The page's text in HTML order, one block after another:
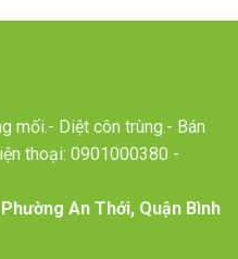
mối.- Diệt côn trùng.- Bán
thoại: 0901000380 -
An Thới, Quận Bình